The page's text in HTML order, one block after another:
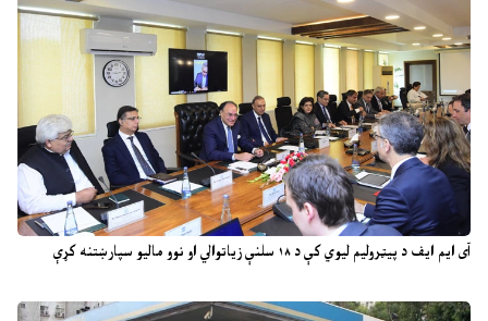
آی ایم ایف د پیټرولیم لیوي کې د ۱۸ سلنې زیاتوالي او نوو مالیو سپارښتنه کړې